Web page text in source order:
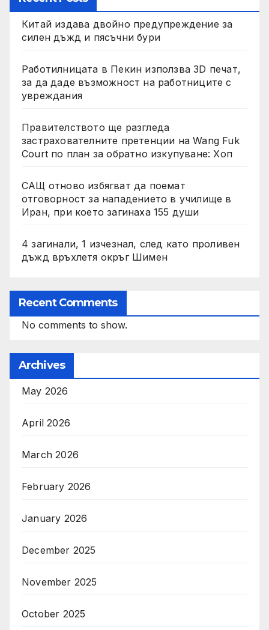
Китай издава двойно предупреждение за
силен дъжд и пясъчни бури
Работилницата в Пекин използва 3D печат,
за да даде възможност на работниците с
увреждания
Правителството ще разгледа
застрахователните претенции на Wang Fuk
Court по план за обратно изкупуване: Хоп
САЩ отново избягват да поемат
отговорност за нападението в училище в
Иран, при което загинаха 155 души
4 загинали, 1 изчезнал, след като проливен
дъжд връхлетя окръг Шимен
Recent Comments
No comments to show.
Archives
May 2026
April 2026
March 2026
February 2026
January 2026
December 2025
November 2025
October 2025